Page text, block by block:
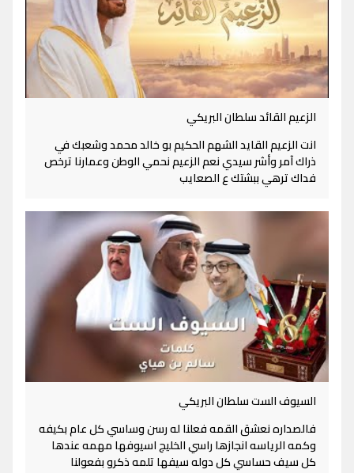
الزعيم القائد سلطان البريكي
انت الزعيم القايد الشهم الحكيم بو خالد محمد وشعبك في
ذراك آمر وأشر سيدي نعم الزعيم نحمي الوطن وعمارنا ترخص
فداك ترهي ببشتك ع الصعايب
السيوف الست سلطان البريكي
فالصداره نعشق القمه فعلنا له رسن وساسي كل عام بكيفه
وكمه الرياسه انجازها راسي الخليج اسيوفها مهمه عندها
كل سيف حساسي كل دوله سيفها تلمه ذكرو بفعولنا